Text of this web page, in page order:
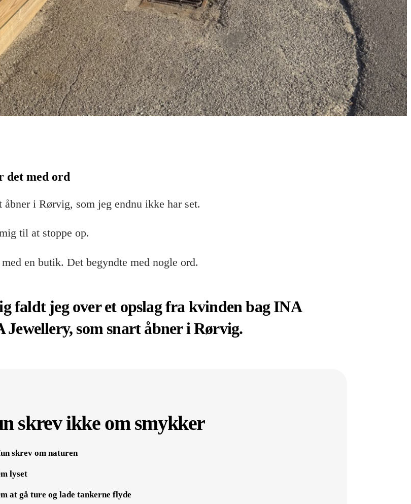
det med ord
åbner i Rørvig, som jeg endnu ikke har set.
til at stoppe op.
en butik. Det begyndte med nogle ord.
faldt jeg over et opslag fra kvinden bag INA
som snart åbner i Rørvig.
skrev ikke om smykker
skrev om naturen
lyset
at gå ture og lade tankerne flyde